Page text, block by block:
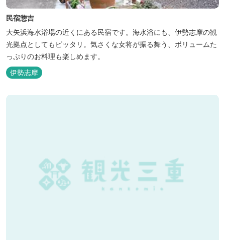
民宿惣吉
大矢浜海水浴場の近くにある民宿です。海水浴にも、伊勢志摩の観
光拠点としてもピッタリ。気さくな女将が振る舞う、ボリュームた
っぷりのお料理も楽しめます。
伊勢志摩